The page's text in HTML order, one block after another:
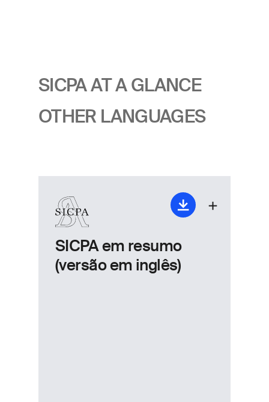
SICPA AT A GLANCE
OTHER LANGUAGES
SICPA em resumo
(versão em inglês)